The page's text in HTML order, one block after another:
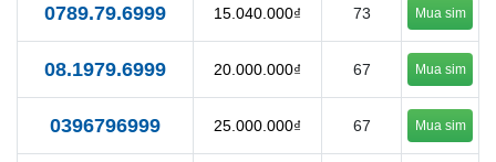
0789.79.6999 15.040.000₫ 73 Mua sim
08.1979.6999 20.000.000₫ 67 Mua sim
0396796999 25.000.000₫ 67 Mua sim